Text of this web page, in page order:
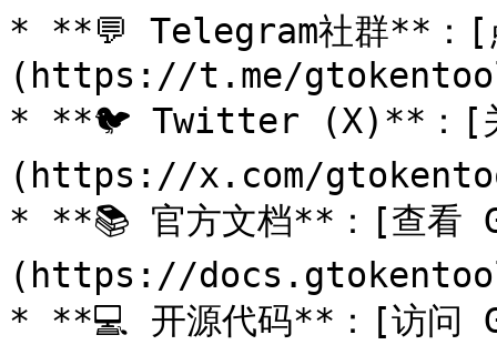
* **💬 Telegram社群**：[
(https://t.me/
* **🐦 Twitter (X)**：[关
(https://x.com/
* **📚 官方文档**：[查看
(https://
* **💻 开源代码**：[访问